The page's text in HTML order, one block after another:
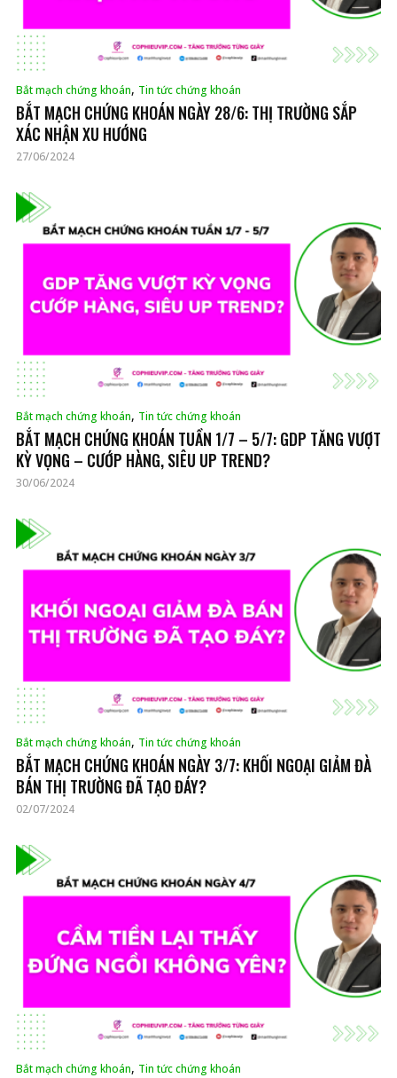
Bắt mạch chứng khoán, Tin tức chứng khoán
BẮT MẠCH CHỨNG KHOÁN NGÀY 28/6: THỊ TRƯỜNG SẮP
XÁC NHẬN XU HƯỚNG
27/06/2024
Bắt mạch chứng khoán, Tin tức chứng khoán
BẮT MẠCH CHỨNG KHOÁN TUẦN 1/7 – 5/7: GDP TĂNG VƯỢT
KỲ VỌNG – CƯỚP HÀNG, SIÊU UP TREND?
30/06/2024
Bắt mạch chứng khoán, Tin tức chứng khoán
BẮT MẠCH CHỨNG KHOÁN NGÀY 3/7: KHỐI NGOẠI GIẢM ĐÀ
BÁN THỊ TRƯỜNG ĐÃ TẠO ĐÁY?
02/07/2024
Bắt mạch chứng khoán, Tin tức chứng khoán